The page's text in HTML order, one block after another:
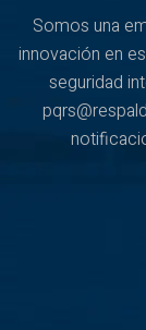
Somos una
innovación en
seguridad